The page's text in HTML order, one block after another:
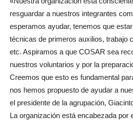
resguardar a nuestros integrantes
esperamos ayudar, tenemos que
técnicas de primeros auxilios, trabajo
etc. Aspiramos a que COSAR sea
nuestros voluntarios y por la
Creemos que esto es fundamental
nos hemos propuesto de ayudar a
el presidente de la agrupación,
La organización está encabezada por